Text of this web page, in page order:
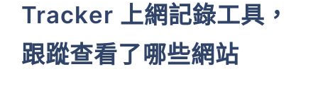
Tracker 上網記錄工具，
跟蹤查看了哪些網站